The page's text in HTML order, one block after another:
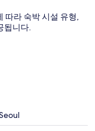
따라 숙박 시설 유형,
됩니다.